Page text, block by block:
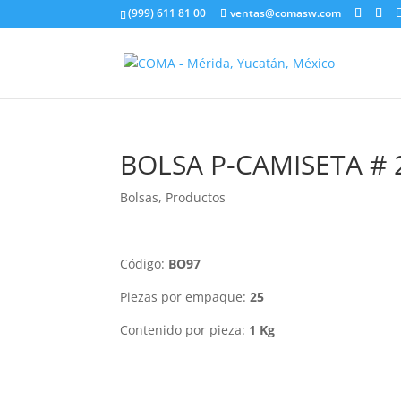
(999) 611 81 00 ventas@comasw.com
BOLSA P-CAMISETA
Bolsas, Productos
Código: BO97
Piezas por empaque:25
Contenido por pieza: 1 Kg